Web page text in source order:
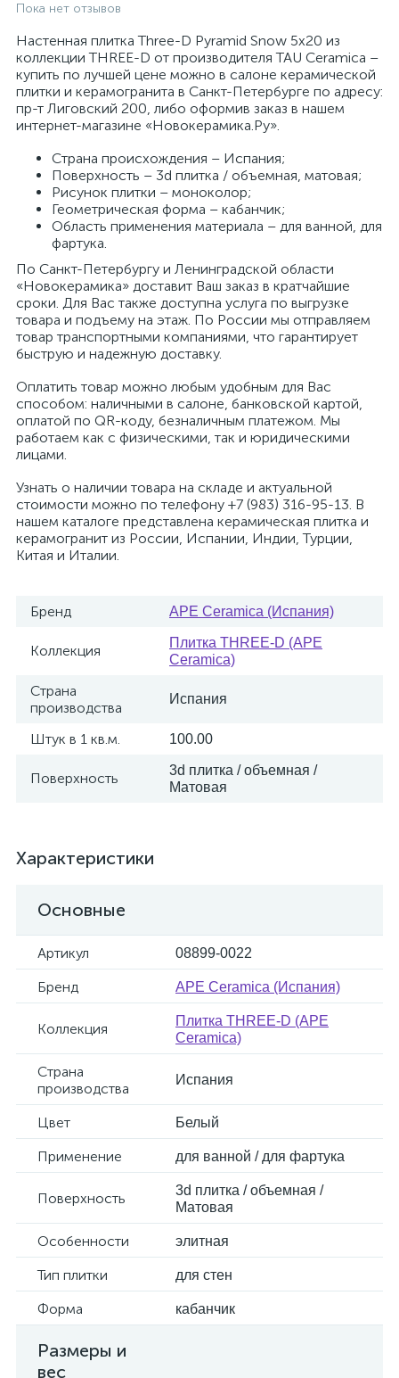
Пока нет отзывов
Настенная плитка Three-D Pyramid Snow 5x20 из
коллекции THREE-D от производителя TAU Ceramica –
купить по лучшей цене можно в салоне керамической
плитки и керамогранита в Санкт-Петербурге по адресу:
пр-т Лиговский 200, либо оформив заказ в нашем
интернет-магазине «Новокерамика.Ру».
Страна происхождения – Испания;
Поверхность – 3d плитка / объемная, матовая;
Рисунок плитки – моноколор;
Геометрическая форма – кабанчик;
Область применения материала – для ванной, для
фартука.
По Санкт-Петербургу и Ленинградской области
«Новокерамика» доставит Ваш заказ в кратчайшие
сроки. Для Вас также доступна услуга по выгрузке
товара и подъему на этаж. По России мы отправляем
товар транспортными компаниями, что гарантирует
быструю и надежную доставку.
Оплатить товар можно любым удобным для Вас
способом: наличными в салоне, банковской картой,
оплатой по QR-коду, безналичным платежом. Мы
работаем как с физическими, так и юридическими
лицами.
Узнать о наличии товара на складе и актуальной
стоимости можно по телефону +7 (983) 316-95-13. В
нашем каталоге представлена керамическая плитка и
керамогранит из России, Испании, Индии, Турции,
Китая и Италии.
Бренд APE Ceramica (Испания)
Коллекция
Плитка THREE-D (APE
Ceramica)
Страна
производства
Испания
Штук в 1 кв.м. 100.00
Поверхность
3d плитка / объемная /
Матовая
Характеристики
Основные
Артикул 08899-0022
Бренд APE Ceramica (Испания)
Коллекция
Плитка THREE-D (APE
Ceramica)
Страна
производства
Испания
Цвет Белый
Применение для ванной / для фартука
Поверхность
3d плитка / объемная /
Матовая
Особенности элитная
Тип плитки для стен
Форма кабанчик
Размеры и
вес